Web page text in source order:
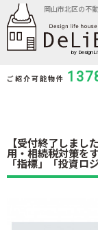
岡山市北区の不
ご紹介可能物件
【受付終了しま
用・相続税対策を
「指標」「投資ロ